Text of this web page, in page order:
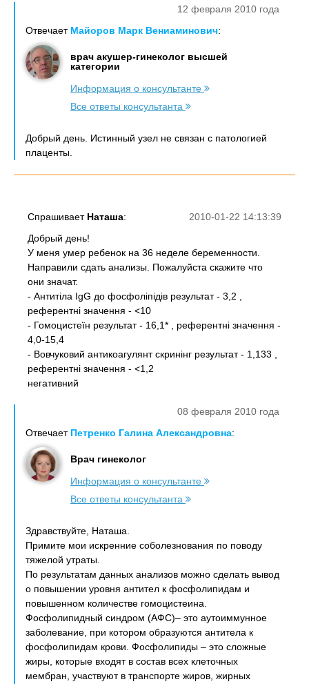
12 февраля 2010 года
Отвечает Майоров Марк Вениаминович:
врач акушер-гинеколог высшей
категории
Информация о консультанте
Все ответы консультанта
Добрый день. Истинный узел не связан с патологией
плаценты.
2010-01-22 14:13:39
Спрашивает Наташа:
Добрый день!
У меня умер ребенок на 36 неделе беременности.
Направили сдать анализы. Пожалуйста скажите что
они значат.
- Антитіла IgG до фосфоліпідів результат - 3,2 ,
референтні значення - <10
- Гомоцистеїн результат - 16,1* , референтні значення -
4,0-15,4
- Вовчуковий антикоагулянт скринінг результат - 1,133 ,
референтні значення - <1,2
негативний
08 февраля 2010 года
Отвечает Петренко Галина Александровна:
Врач гинеколог
Информация о консультанте
Все ответы консультанта
Здравствуйте, Наташа.
Примите мои искренние соболезнования по поводу
тяжелой утраты.
По результатам данных анализов можно сделать вывод
о повышении уровня антител к фосфолипидам и
повышенном количестве гомоцистеина.
Фосфолипидный синдром (АФС)– это аутоиммунное
заболевание, при котором образуются антитела к
фосфолипидам крови. Фосфолипиды – это сложные
жиры, которые входят в состав всех клеточных
мембран, участвуют в транспорте жиров, жирных